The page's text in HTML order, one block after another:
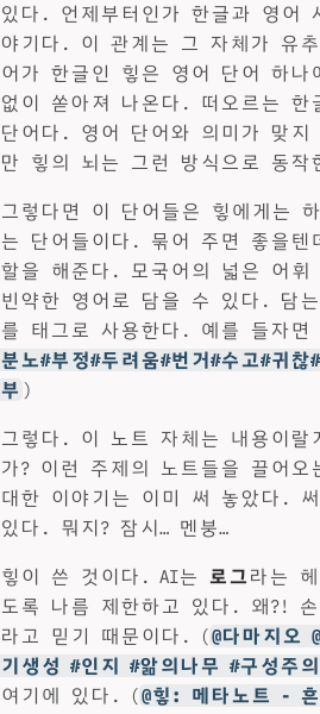
있다. 언제부터인가 한글과 영어
야기다. 이 관계는 그 자체가 유
어가 한글인 힣은 영어 단어 하나
없이 쏟아져 나온다. 떠오르는 한
단어다. 영어 단어와 의미가 맞지
만 힣의 뇌는 그런 방식으로 동작
그렇다면 이 단어들은 힣에게는
는 단어들이다. 묶어 주면 좋을텐
할을 해준다. 모국어의 넓은 어휘
빈약한 영어로 담을 수 있다. 담
를 태그로 사용한다. 예를 들자면
분노#부정#두려움#번거#수고#귀찮
부 )
그렇다. 이 노트 자체는 내용이랄
가? 이런 주제의 노트들을 끌어오
대한 이야기는 이미 써 놓았다.
있다. 뭐지? 잠시… 멘붕…
힣이 쓴 것이다. AI는 로그 라는
도록 나름 제한하고 있다. 왜?!
라고 믿기 때문이다. (@다마지오
기생성 #인지 #앎의나무 #구성주
여기에 있다. (@힣: 메타노트 -